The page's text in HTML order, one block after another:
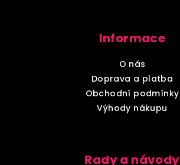
Informace
O nás
Doprava a platba
Obchodní podmínky
Výhody nákupu
Rady a návody